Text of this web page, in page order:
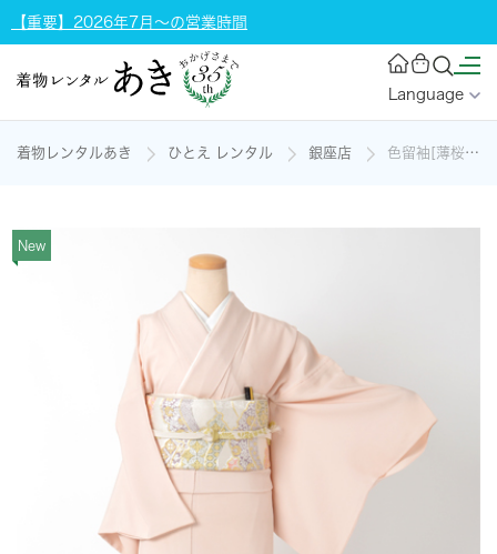
【重要】2026年7月～の営業時間
Language
着物レンタルあき ひとえ レンタル 銀座店 色留袖[薄桜色・扇に草花]の着物レンタル
New